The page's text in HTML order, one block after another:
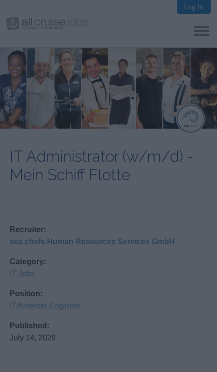
Log In
IT Administrator (w/m/d) -
Mein Schiff Flotte
Recruiter:
sea chefs Human Resources Services GmbH
Category:
IT Jobs
Position:
IT/Network Engineer
Published:
July 14, 2026